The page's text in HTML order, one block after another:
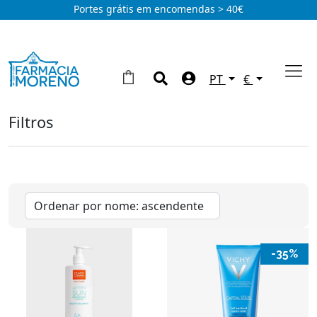
Portes grátis em encomendas > 40€
PT €
Filtros
Corpo
(16)
Rosto(28)
(18)
-35%